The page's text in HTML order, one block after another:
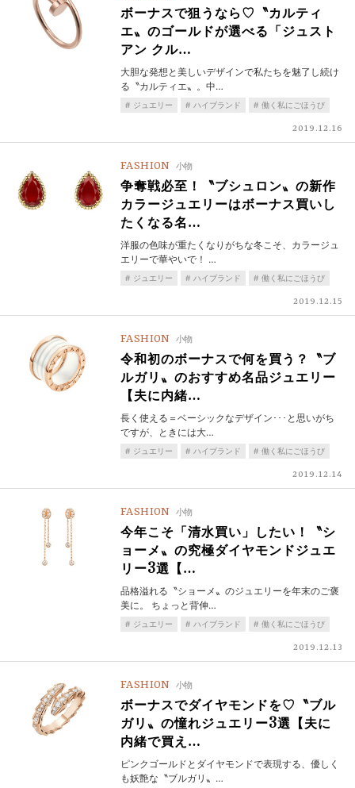
ボーナスで狙うなら♡〝カルティ
エ〟のゴールドが選べる「ジュスト
アン クル…
大胆な発想と美しいデザインで私たちを魅了し続け
る〝カルティエ〟。中…
ジュエリー ハイブランド 働く私にごほうび
2019.12.16
FASHION 小物
争奪戦必至！〝ブシュロン〟の新作
カラージュエリーはボーナス買いし
たくなる名…
洋服の色味が重たくなりがちな冬こそ、カラージュ
エリーで華やいで！ …
ジュエリー ハイブランド 働く私にごほうび
2019.12.15
FASHION 小物
令和初のボーナスで何を買う？〝ブ
ルガリ〟のおすすめ名品ジュエリー
【夫に内緒…
長く使える＝ベーシックなデザイン･･･と思いがち
ですが、ときには大…
ジュエリー ハイブランド 働く私にごほうび
2019.12.14
FASHION 小物
今年こそ「清水買い」したい！〝シ
ョーメ〟の究極ダイヤモンドジュエ
リー3選【…
品格溢れる〝ショーメ〟のジュエリーを年末のご褒
美に。 ちょっと背伸…
ジュエリー ハイブランド 働く私にごほうび
2019.12.13
FASHION 小物
ボーナスでダイヤモンドを♡〝ブル
ガリ〟の憧れジュエリー3選【夫に
内緒で買え…
ピンクゴールドとダイヤモンドで表現する、優しく
も妖艶な〝ブルガリ〟…